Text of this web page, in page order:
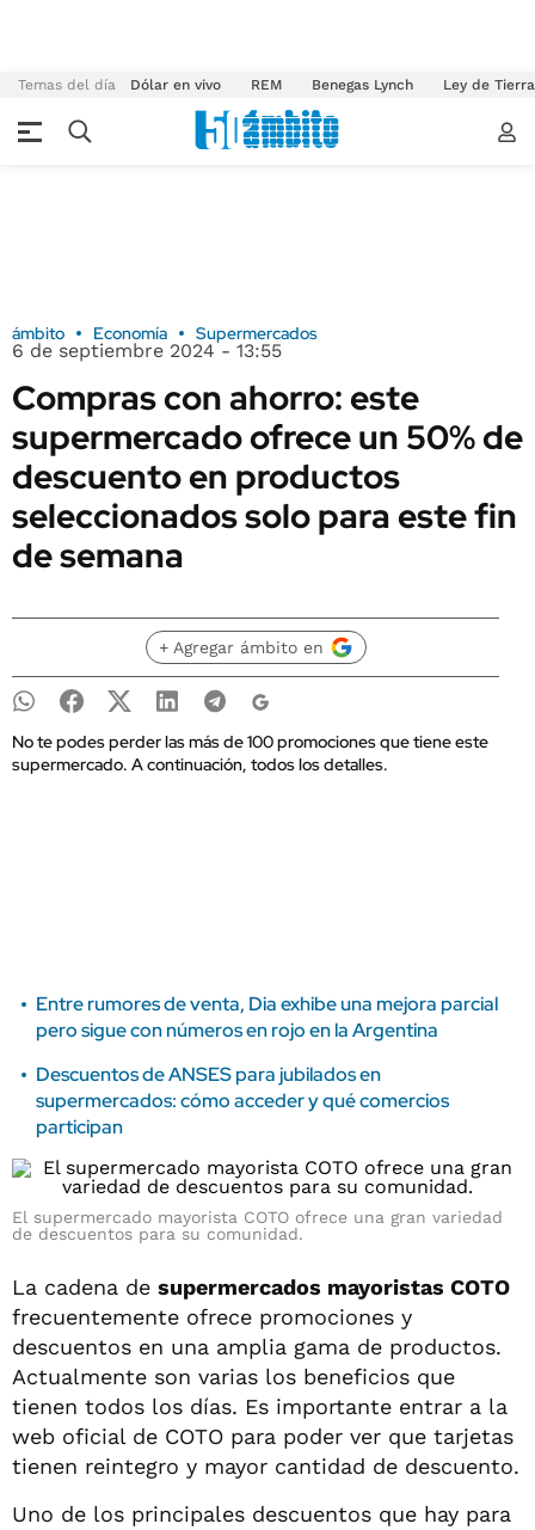
Temas del día Dólar en vivo REM Benegas Lynch Ley de
ámbito Economía Supermercados
6 de septiembre 2024 - 13:55
Compras con ahorro: este
supermercado ofrece un 50% de
descuento en productos
seleccionados solo para este fin
de semana
+ Agregar ámbito en
No te podes perder las más de 100 promociones que tiene este
supermercado. A continuación, todos los detalles.
Entre rumores de venta, Dia exhibe una mejora parcial
pero sigue con números en rojo en la Argentina
Descuentos de ANSES para jubilados en
supermercados: cómo acceder y qué comercios
participan
El supermercado mayorista COTO ofrece una gran variedad
de descuentos para su comunidad.
La cadena de supermercados mayoristas COTO
frecuentemente ofrece promociones y
descuentos en una amplia gama de productos.
Actualmente son varias los beneficios que
tienen todos los días. Es importante entrar a la
web oficial de COTO para poder ver que tarjetas
tienen reintegro y mayor cantidad de descuento.
Uno de los principales descuentos que hay para